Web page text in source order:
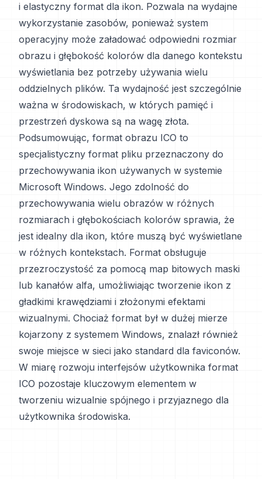
i elastyczny format dla ikon. Pozwala na wydajne
wykorzystanie zasobów, ponieważ system
operacyjny może załadować odpowiedni rozmiar
obrazu i głębokość kolorów dla danego kontekstu
wyświetlania bez potrzeby używania wielu
oddzielnych plików. Ta wydajność jest szczególnie
ważna w środowiskach, w których pamięć i
przestrzeń dyskowa są na wagę złota.
Podsumowując, format obrazu ICO to
specjalistyczny format pliku przeznaczony do
przechowywania ikon używanych w systemie
Microsoft Windows. Jego zdolność do
przechowywania wielu obrazów w różnych
rozmiarach i głębokościach kolorów sprawia, że
jest idealny dla ikon, które muszą być wyświetlane
w różnych kontekstach. Format obsługuje
przezroczystość za pomocą map bitowych maski
lub kanałów alfa, umożliwiając tworzenie ikon z
gładkimi krawędziami i złożonymi efektami
wizualnymi. Chociaż format był w dużej mierze
kojarzony z systemem Windows, znalazł również
swoje miejsce w sieci jako standard dla faviconów.
W miarę rozwoju interfejsów użytkownika format
ICO pozostaje kluczowym elementem w
tworzeniu wizualnie spójnego i przyjaznego dla
użytkownika środowiska.